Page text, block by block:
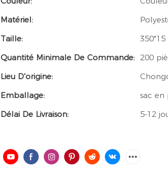
Matériel:
Taille:
Quantité Minimale De Commande: 200
Lieu D'origine:
Emballage:
sac en
Délai De Livraison:
5-12